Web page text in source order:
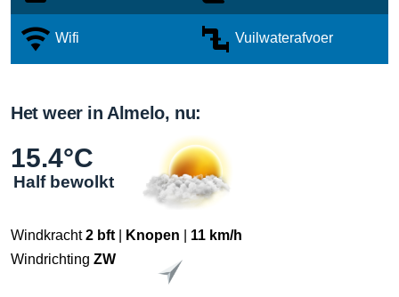
Wifi Vuilwaterafvoer
Het weer in Almelo, nu:
15.4°C
Half bewolkt
Windkracht2 bft Knopen
11 km/h
Windrichting ZW